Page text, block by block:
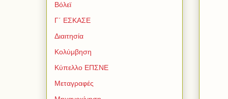
Βόλεϊ
Γ΄ ΕΣΚΑΣΕ
Διαιτησία
Κολύμβηση
Κύπελλο ΕΠΣΝΕ
Μεταγραφές